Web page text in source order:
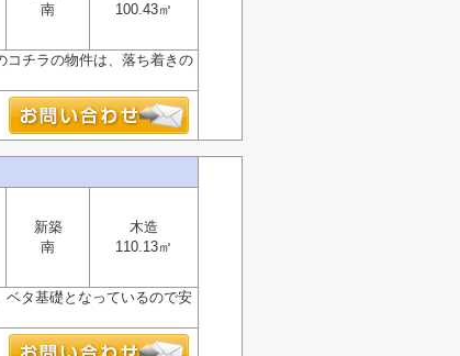
南
100.43㎡
コチラの物件は、落ち着きの
新築
南
木造
110.13㎡
タ基礎となっているので安